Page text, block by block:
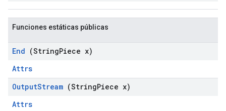
Funciones estáticas públicas
End (StringPiece x)
Attrs
OutputStream (StringPiece x)
Attrs